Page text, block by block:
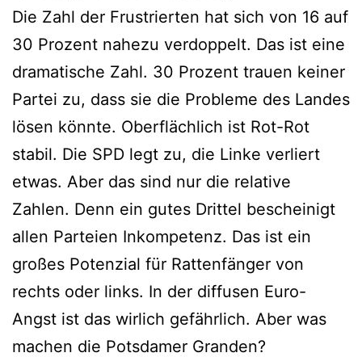
Die Zahl der Frustrierten hat sich von 16 auf
30 Prozent nahezu verdoppelt. Das ist eine
dramatische Zahl. 30 Prozent trauen keiner
Partei zu, dass sie die Probleme des Landes
lösen könnte. Oberflächlich ist Rot-Rot
stabil. Die SPD legt zu, die Linke verliert
etwas. Aber das sind nur die relative
Zahlen. Denn ein gutes Drittel bescheinigt
allen Parteien Inkompetenz. Das ist ein
großes Potenzial für Rattenfänger von
rechts oder links. In der diffusen Euro-
Angst ist das wirlich gefährlich. Aber was
machen die Potsdamer Granden?